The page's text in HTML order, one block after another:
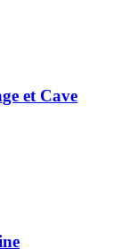
et Cave